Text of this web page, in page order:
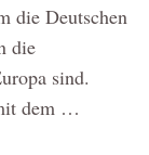
die Deutschen
die
sind.
dem …